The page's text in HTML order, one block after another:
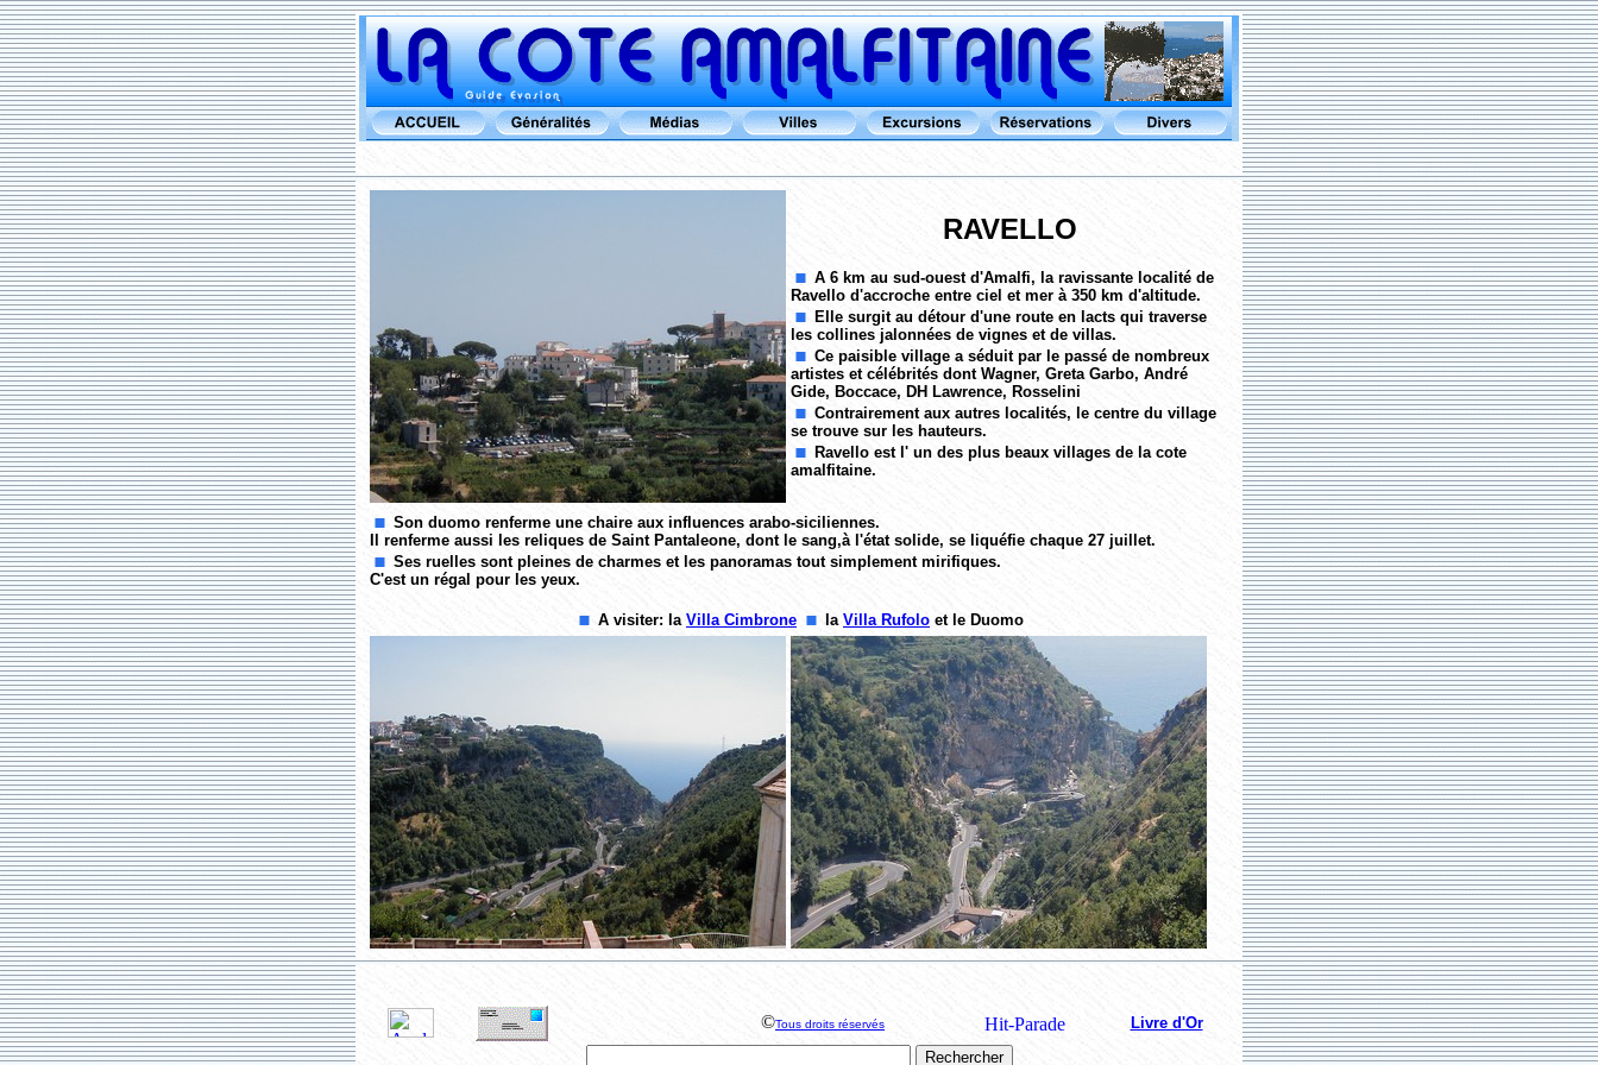
RAVELLO
A 6 km au sud-ouest d'Amalfi, la ravissante localité de
Ravello d'accroche entre ciel et mer à 350 km d'altitude.
Elle surgit au détour d'une route en lacts qui traverse
les collines jalonnées de vignes et de villas.
Ce paisible village a séduit par le passé de nombreux
artistes et célébrités dont Wagner, Greta Garbo, André
Gide, Boccace, DH Lawrence, Rosselini
Contrairement aux autres localités, le centre du village
se trouve sur les hauteurs.
Ravello est l' un des plus beaux villages de la cote
amalfitaine.
Son duomo renferme une chaire aux influences arabo-siciliennes.
Il renferme aussi les reliques de Saint Pantaleone, dont le sang,à l'état solide, se liquéfie chaque 27 juillet.
Ses ruelles sont pleines de charmes et les panoramas tout simplement mirifiques.
C'est un régal pour les yeux.
A visiter: la Villa Cimbrone la Villa Rufolo et le Duomo
©Tous droits réservés Livre d'Or